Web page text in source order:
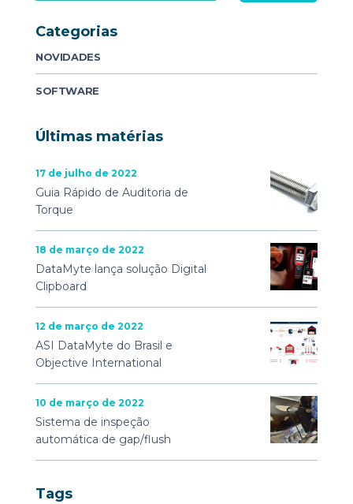
Categorias
NOVIDADES
SOFTWARE
Últimas matérias
17 de julho de 2022
Guia Rápido de Auditoria de
Torque
18 de março de 2022
DataMyte lança solução Digital
Clipboard
12 de março de 2022
ASI DataMyte do Brasil e
Objective International
10 de março de 2022
Sistema de inspeção
automática de gap/flush
Tags